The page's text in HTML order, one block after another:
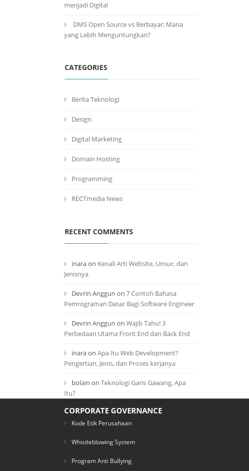
menjadi Digital
DMS Open Source vs Berbayar: Mana
yang Lebih Menguntungkan?
CATEGORIES
Berita Teknologi
Design
Digital Marketing
Domain Hosting
Programming
RECTmedia News
RECENT COMMENTS
inaraon Kenali Arti Website, Unsur, dan
Jenisnya
Devrin Anggun on 7 Contoh Bahasa
Pemrograman Dasar Bagi Software Engineer
Devrin Anggun on Wajib Tahu! 3
Perbedaan Utama Front End dan Back End
inaraon Apa Itu Web Development?
Pengertian, Jenis, dan Proses kerjanya
bolain on Teknologi Garis Gawang, Apa
Itu?
CORPORATE GOVERNANCE
Kode Etik Perusahaan
Whistleblowing System
Program Anti Bullying